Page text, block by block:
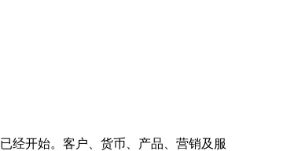
经开始。客户、货币、产品、营销及服